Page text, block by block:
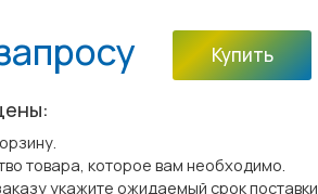
Купить
товара, которое вам необходимо.
укажите ожидаемый срок поставки.